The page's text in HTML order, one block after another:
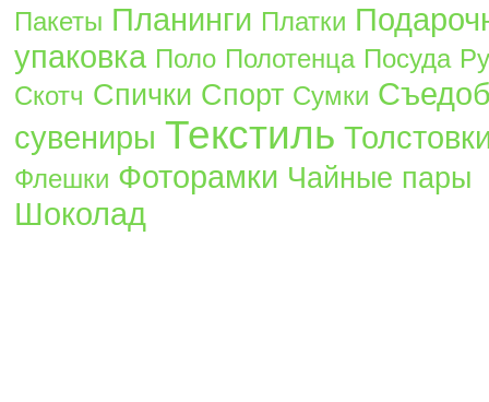
Пакеты Планинги Платки
упаковка Поло Полотенца Посуда
Скотч Спички Спорт Сумки
сувениры Текстиль
Флешки Фоторамки Чайные пары
Шоколад